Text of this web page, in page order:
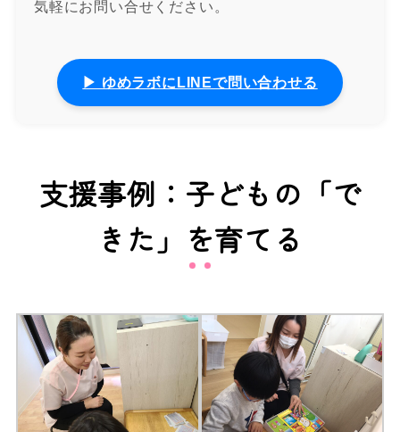
気軽にお問い合せください。
▶ ゆめラボにLINEで問い合わせる
支援事例：子どもの「で
きた」を育てる